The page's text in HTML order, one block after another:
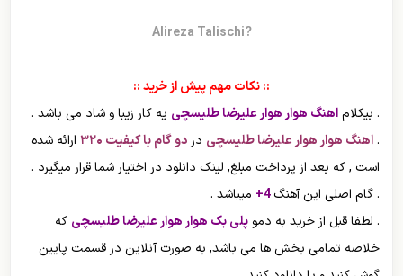
?
Alireza Talischi
:: نکات مهم پیش از خرید ::
. بیکلاماهنگ هوار هوار علیرضا طلیسچی یه کار زیبا و شاد می باشد .
.اهنگ هوار هوار علیرضا طلیسچی دردو گام با کیفیت ۳۲۰
ارائه شده
است , که بعد از پرداخت مبلغ, لینک دانلود در اختیار شما قرار میگیرد .
. گام اصلی این آهنگ4+
میباشد .
. لطفا قبل از خرید به دموپلی بک هوار هوار علیرضا طلیسچی که
خلاصه تمامی بخش ها می باشد, به صورت آنلاین در قسمت پایین